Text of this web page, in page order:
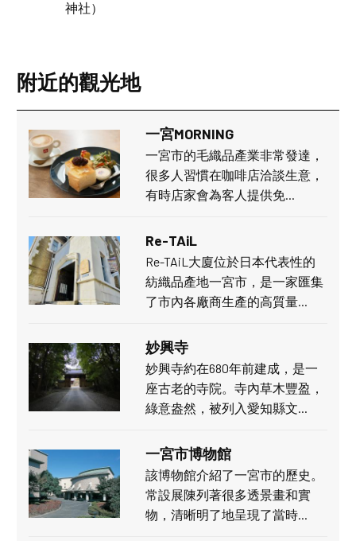
神社）
附近的觀光地
一宮MORNING
一宮市的毛織品產業非常發達，
很多人習慣在咖啡店洽談生意，
有時店家會為客人提供免…
Re-TAiL
Re-TAiL大廈位於日本代表性的
紡織品產地一宮市，是一家匯集
了市內各廠商生產的高質量…
妙興寺
妙興寺約在680年前建成，是一
座古老的寺院。寺內草木豐盈，
綠意盎然，被列入愛知縣文…
一宮市博物館
該博物館介紹了一宮市的歷史。
常設展陳列著很多透景畫和實
物，清晰明了地呈現了當時…